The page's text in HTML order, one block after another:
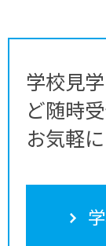
学校見
ど随時
お気軽